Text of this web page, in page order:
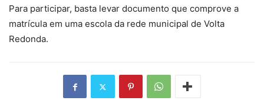
Para participar, basta levar documento que comprove a
matrícula em uma escola da rede municipal de Volta
Redonda.